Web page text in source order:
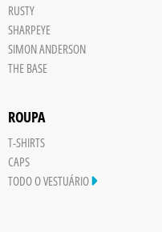
RUSTY
SHARPEYE
SIMON ANDERSON
THE BASE
ROUPA
T-SHIRTS
CAPS
TODO O VESTUÁRIO